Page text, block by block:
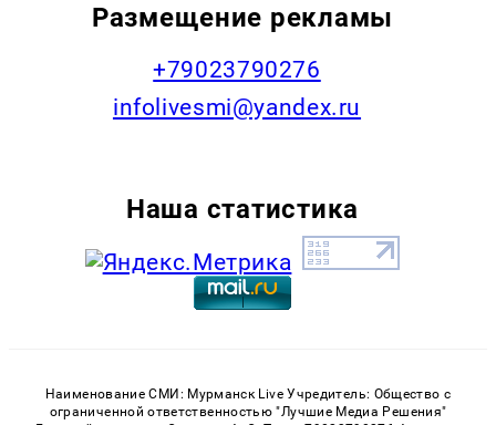
Размещение рекламы
+79023790276
infolivesmi@yandex.ru
Наша статистика
Наименование СМИ: Мурманск Live Учредитель: Общество с
ограниченной ответственностью "Лучшие Медиа Решения"